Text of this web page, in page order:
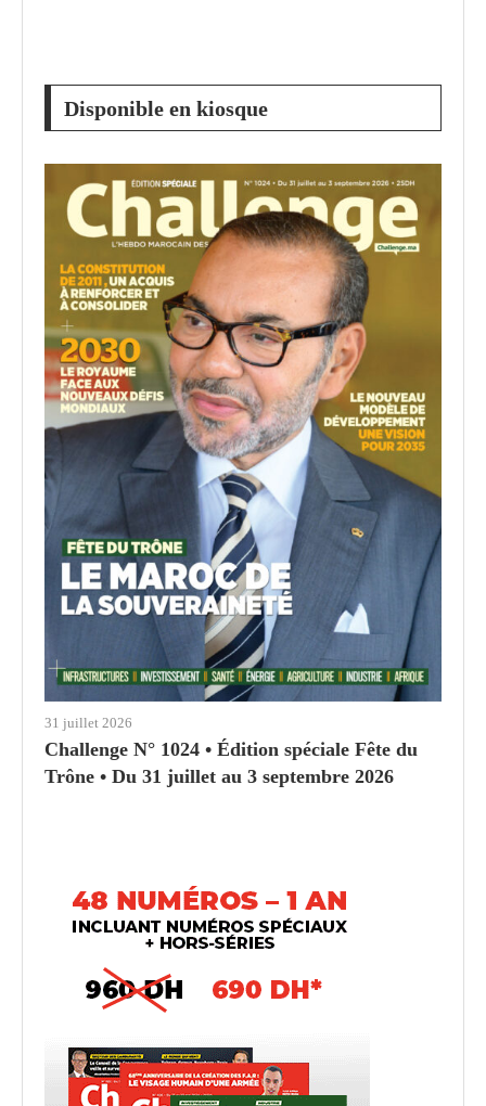
Disponible en kiosque
31 juillet 2026
Challenge N° 1024 • Édition spéciale Fête du
Trône • Du 31 juillet au 3 septembre 2026